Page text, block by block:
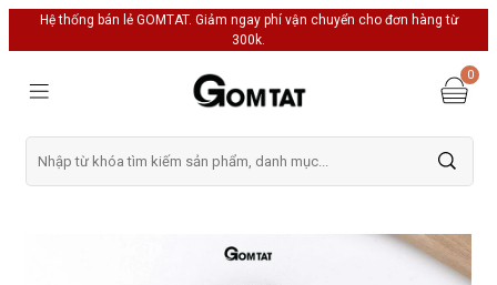
Hệ thống bán lẻ GOMTAT. Giảm ngay phí vận chuyển cho đơn hàng từ
300k.
0